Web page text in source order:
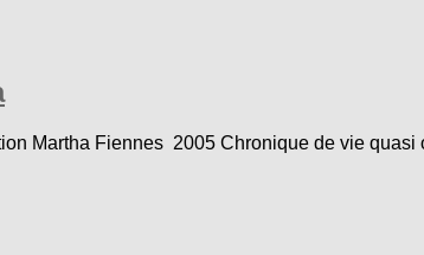
Martha Fiennes 2005 Chronique de vie